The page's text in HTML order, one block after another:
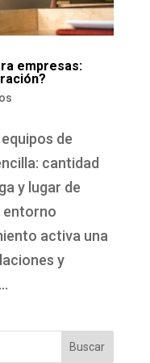
empresas:
de
cantidad
y lugar de
entorno
activa una
y